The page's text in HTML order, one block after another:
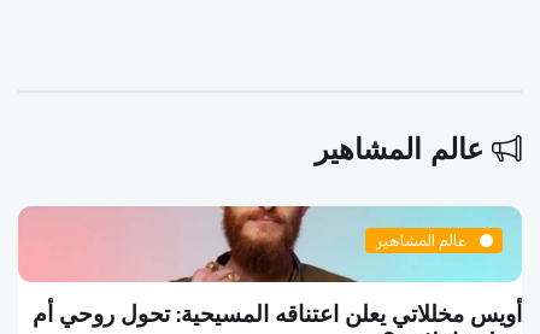
عالم المشاهير
تحول روحي أم
عالم المشاهير
سلاف فواخرجي تكتب منشوراً